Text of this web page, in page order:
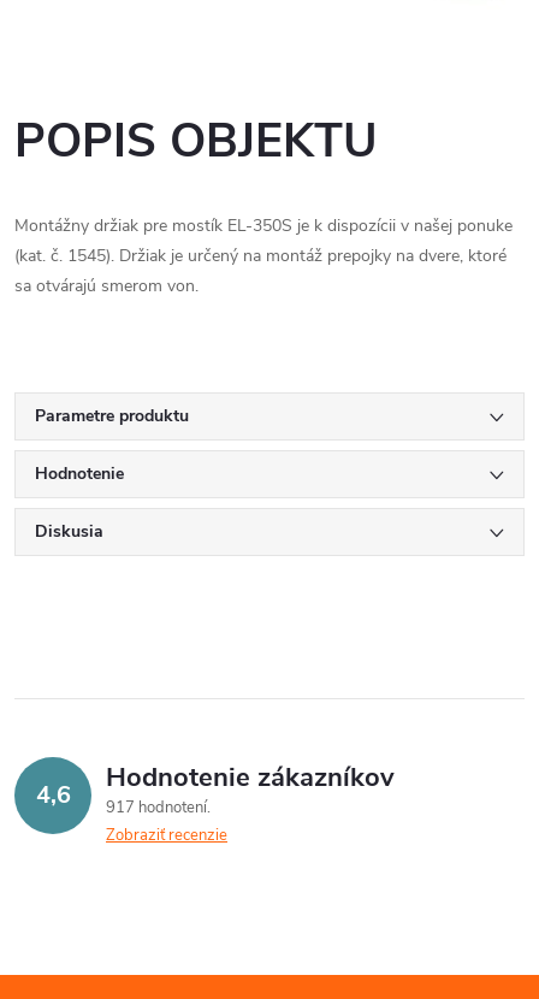
POPIS OBJEKTU
Montážny držiak pre mostík EL-350S je k dispozícii v našej ponuke
(kat. č. 1545). Držiak je určený na montáž prepojky na dvere, ktoré
sa otvárajú smerom von.
Parametre produktu
Hodnotenie
Diskusia
4,6 Hodnotenie zákazníkov
917 hodnotení
Zobraziť recenzie